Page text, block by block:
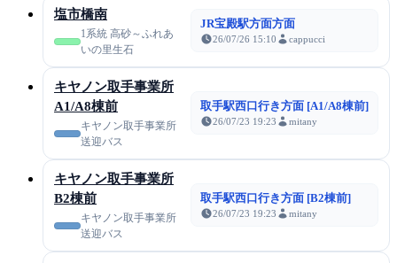
塩市橋南
1系統 高砂～ふれあ
いの里生石
JR宝殿駅方面方面
26/07/26 15:10 cappucci
キヤノン取手事業所
A1/A8棟前
キヤノン取手事業所
送迎バス
取手駅西口行き方面 [A1/A8棟前]
26/07/23 19:23 mitany
キヤノン取手事業所
B2棟前
キヤノン取手事業所
送迎バス
取手駅西口行き方面 [B2棟前]
26/07/23 19:23 mitany